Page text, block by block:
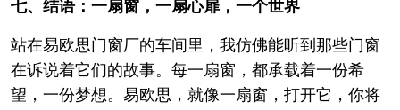
七、结语：一扇窗，一扇心扉，一个世界
站在易欧思门窗厂的车间里，我仿佛能听到那些门窗
在诉说着它们的故事。每一扇窗，都承载着一份希
望，一份梦想。易欧思，就像一扇窗，打开它，你将